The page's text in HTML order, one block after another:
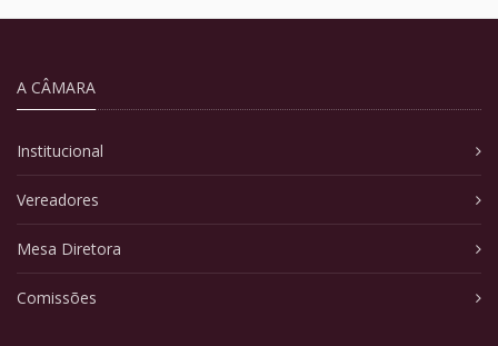
A CÂMARA
Institucional
Vereadores
Mesa Diretora
Comissões